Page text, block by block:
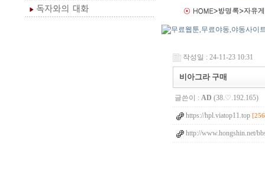
작성일 : 24-11-23 10:31
비아그라 구매
글쓴이 : AD (38.♡.192.165)
https://hpl.viatop11.top
http://www.hongshin.net/